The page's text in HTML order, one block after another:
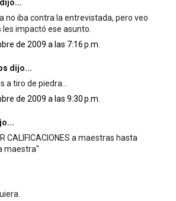
dijo...
no iba contra la entrevistada, pero veo
impactó ese asunto.
de 2009 a las 7:16 p.m.
dijo...
a tiro de piedra...
de 2009 a las 9:30 p.m.
CALIFICACIONES a maestras hasta
maestra"